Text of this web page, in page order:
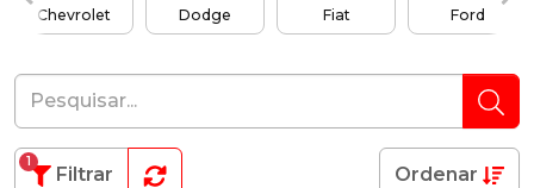
Chevrolet Dodge Fiat Ford
Filtrar
1
Ordenar